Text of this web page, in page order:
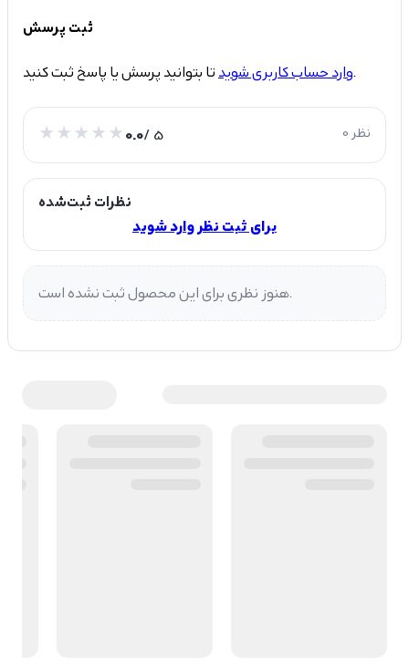
ثبت پرسش
وارد حساب کاربری شویدتا بتوانید پرسش یا پاسخ ثبت کنید.
0.0/ 5 0 نظر
نظرات ثبت‌شده
برای ثبت نظر وارد شوید
هنوز نظری برای این محصول ثبت نشده است.